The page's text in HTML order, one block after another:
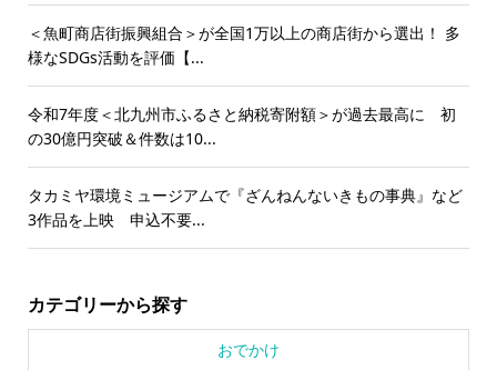
＜魚町商店街振興組合＞が全国1万以上の商店街から選出！ 多
様なSDGs活動を評価【...
令和7年度＜北九州市ふるさと納税寄附額＞が過去最高に 初
の30億円突破＆件数は10...
タカミヤ環境ミュージアムで『ざんねんないきもの事典』など
3作品を上映 申込不要...
カテゴリーから探す
おでかけ